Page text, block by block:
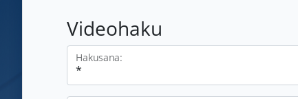
Videohaku
Hakusana: